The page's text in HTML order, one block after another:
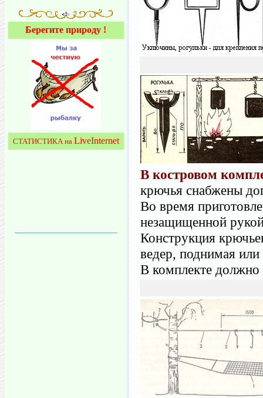
Берегите природу !
СТАТИСТИКА на LiveInternet
В костровом
крючья снабжены
Во время
незащищенной
Конструкция
ведер, поднимая
В комплекте должно